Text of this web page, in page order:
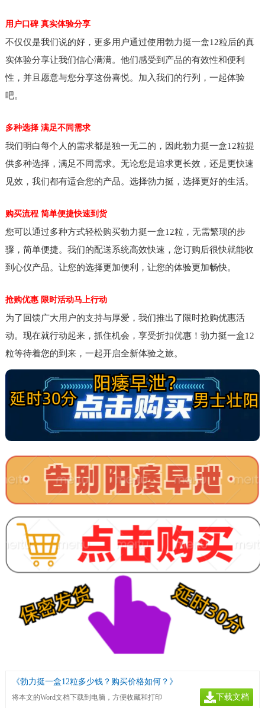
用户口碑 真实体验分享
不仅仅是我们说的好，更多用户通过使用勃力挺一盒12粒后的真
实体验分享让我们信心满满。他们感受到产品的有效性和便利
性，并且愿意与您分享这份喜悦。加入我们的行列，一起体验
吧。
多种选择 满足不同需求
我们明白每个人的需求都是独一无二的，因此勃力挺一盒12粒提
供多种选择，满足不同需求。无论您是追求更长效，还是更快速
见效，我们都有适合您的产品。选择勃力挺，选择更好的生活。
购买流程 简单便捷快速到货
您可以通过多种方式轻松购买勃力挺一盒12粒，无需繁琐的步
骤，简单便捷。我们的配送系统高效快速，您订购后很快就能收
到心仪产品。让您的选择更加便利，让您的体验更加畅快。
抢购优惠 限时活动马上行动
为了回馈广大用户的支持与厚爱，我们推出了限时抢购优惠活
动。现在就行动起来，抓住机会，享受折扣优惠！勃力挺一盒12
粒等待着您的到来，一起开启全新体验之旅。
《勃力挺一盒12粒多少钱？购买价格如何？》
将本文的Word文档下载到电脑，方便收藏和打印
下载文档